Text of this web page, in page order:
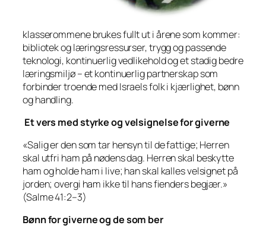
klasserommene brukes fullt ut i årene som kommer:
bibliotek og læringsressurser, trygg og passende
teknologi, kontinuerlig vedlikehold og et stadig bedre
læringsmiljø – et kontinuerlig partnerskap som
forbinder troende med Israels folk i kjærlighet, bønn
og handling.
Et vers med styrke og velsignelse for giverne
«Salig er den som tar hensyn til de fattige; Herren
skal utfri ham på nødens dag. Herren skal beskytte
ham og holde ham i live; han skal kalles velsignet på
jorden; overgi ham ikke til hans fienders begjær.»
(Salme 41:2–3)
Bønn for giverne og de som ber